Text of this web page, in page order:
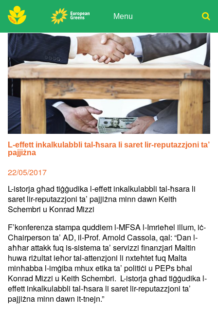
Skip
to
content Menu
Donate
Join
Media
Search
for:
L-effett inkalkulabbli tal-ħsara li saret lir-reputazzjoni ta’
pajjiżna
Posted
on
22/05/2017
L-istorja għad tiġġudika l-effett inkalkulabbli tal-ħsara li
saret lir-reputazzjoni ta’ pajjiżna minn dawn Keith
Schembri u Konrad Mizzi
F’konferenza stampa quddiem l-MFSA l-Imrieħel illum, iċ-
Chairperson ta’ AD, il-Prof. Arnold Cassola, qal: “Dan l-
aħħar attakk fuq is-sistema ta’ servizzi finanzjari Maltin
huwa riżultat ieħor tal-attenzjoni li nxteħtet fuq Malta
minħabba l-imġiba mhux etika ta’ politiċi u PEPs bħal
Konrad Mizzi u Keith Schembri. L-istorja għad tiġġudika l-
effett inkalkulabbli tal-ħsara li saret lir-reputazzjoni ta’
pajjiżna minn dawn it-tnejn.”